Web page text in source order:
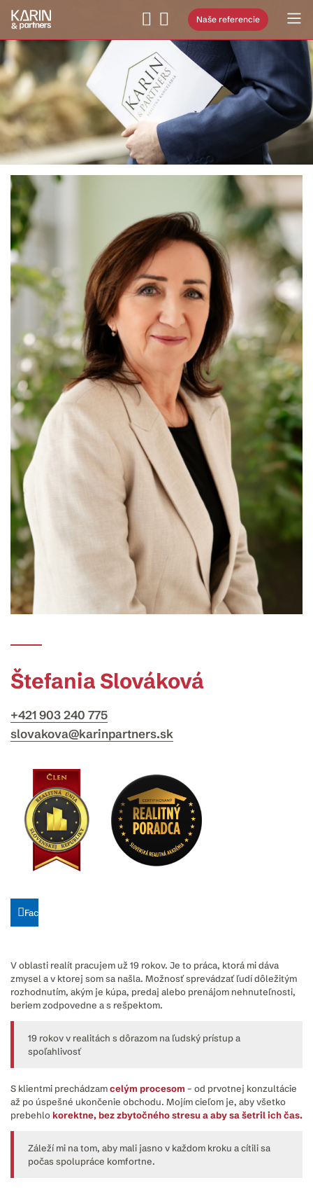
Naše referencie
Štefania Slováková
+421 903 240 775
slovakova@karinpartners.sk
Facebook
V oblasti realít pracujem už 19 rokov. Je to práca, ktorá mi dáva
zmysel a v ktorej som sa našla. Možnosť sprevádzať ľudí dôležitým
rozhodnutím, akým je kúpa, predaj alebo prenájom nehnuteľnosti,
beriem zodpovedne a s rešpektom.
19 rokov v realitách s dôrazom na ľudský prístup a
spoľahlivosť
S klientmi prechádzamcelým procesom – od prvotnej konzultácie
až po úspešné ukončenie obchodu. Mojím cieľom je, aby všetko
prebehlo korektne, bez zbytočného stresu a aby sa šetril ich čas.
Záleží mi na tom, aby mali jasno v každom kroku a cítili sa
počas spolupráce komfortne.